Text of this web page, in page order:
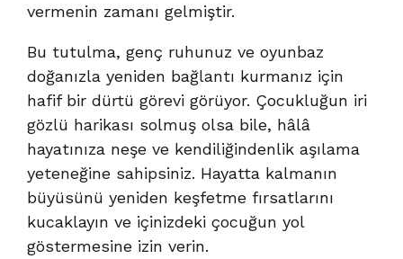
vermenin zamanı gelmiştir.
Bu tutulma, genç ruhunuz ve oyunbaz
doğanızla yeniden bağlantı kurmanız için
hafif bir dürtü görevi görüyor. Çocukluğun iri
gözlü harikası solmuş olsa bile, hâlâ
hayatınıza neşe ve kendiliğindenlik aşılama
yeteneğine sahipsiniz. Hayatta kalmanın
büyüsünü yeniden keşfetme fırsatlarını
kucaklayın ve içinizdeki çocuğun yol
göstermesine izin verin.